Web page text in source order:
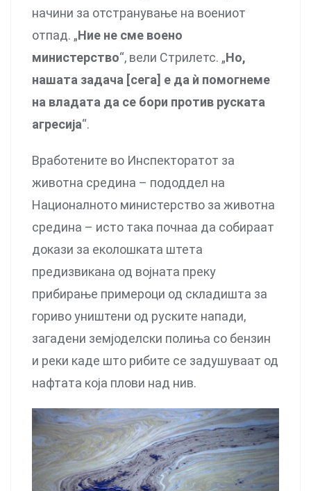
начини за отстранување на воениот
отпад. „Ние не сме воено
министерство“, вели Стрилетс. „Но,
нашата задача [сега] е да ѝ помогнеме
на владата да се бори против руската
агресија“.
Вработените во Инспекторатот за
животна средина – пододдел на
Националното министерство за животна
средина – исто така почнаа да собираат
докази за еколошката штета
предизвикана од војната преку
прибирање примероци од складишта за
гориво уништени од руските напади,
загадени земјоделски полиња со бензин
и реки каде што рибите се задушуваат од
нафтата која плови над нив.